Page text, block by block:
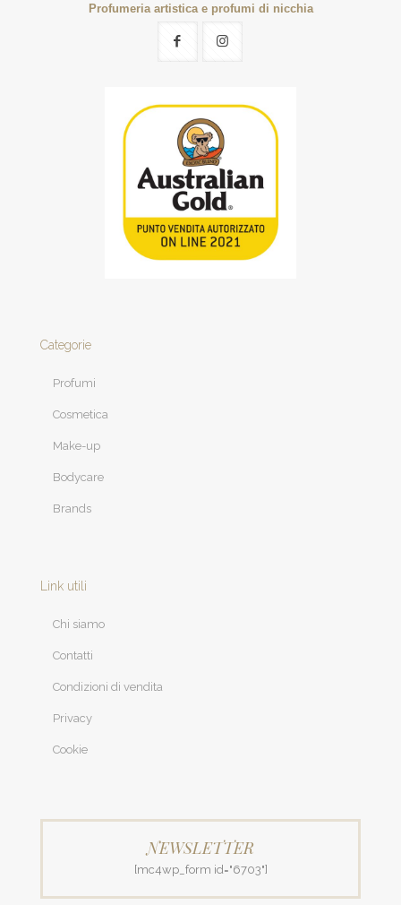
Profumeria artistica e profumi di nicchia
Categorie
Profumi
Cosmetica
Make-up
Bodycare
Brands
Link utili
Chi siamo
Contatti
Condizioni di vendita
Privacy
Cookie
NEWSLETTER
[mc4wp_form id="6703"]